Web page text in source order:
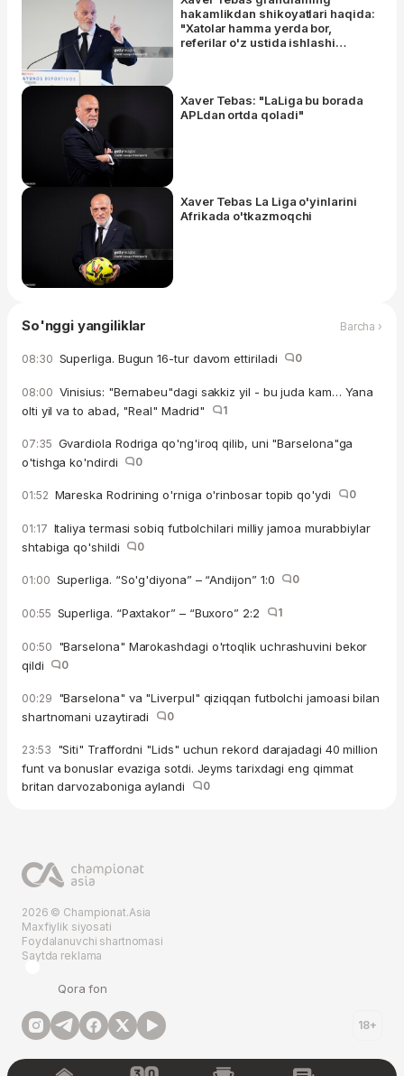
hakamlikdan shikoyatlari haqida:
"Xatolar hamma yerda bor,
referilar o'z ustida ishlashi
Xaver Tebas: "LaLiga bu borada
APLdan ortda qoladi"
Xaver Tebas La Liga o'yinlarini
Afrikada o'tkazmoqchi
So'nggi yangiliklar Barcha ›
08:30 Superliga. Bugun 16-tur davom ettiriladi 0
08:00 Vinisius: "Bernabeu"dagi sakkiz yil - bu juda kam… Yana
olti yil va to abad, "Real" Madrid"
1
07:35 Gvardiola Rodriga qo'ng'iroq qilib, uni "Barselona"ga
o'tishga ko'ndirdi
0
01:52 Mareska Rodrining o'rniga o'rinbosar topib qo'ydi 0
01:17 Italiya termasi sobiq futbolchilari milliy jamoa murabbiylar
shtabiga qo'shildi
0
01:00 Superliga. “So'g'diyona” – “Andijon” 1:0 0
00:55 Superliga. “Paxtakor” – “Buxoro” 2:2 1
00:50 "Barselona" Marokashdagi o'rtoqlik uchrashuvini bekor
qildi
0
00:29 "Barselona" va "Liverpul" qiziqqan futbolchi jamoasi bilan
shartnomani uzaytiradi
0
23:53 "Siti" Traffordni "Lids" uchun rekord darajadagi 40 million
funt va bonuslar evaziga sotdi. Jeyms tarixdagi eng qimmat
britan darvozaboniga aylandi
0
2026 © Championat.Asia
Maxfiylik siyosati
Foydalanuvchi shartnomasi
Saytda reklama
Qora fon
18+